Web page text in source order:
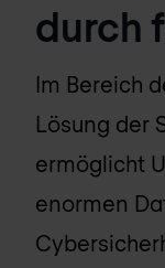
durch
Im Bereich
Lösung der
ermöglicht
enormen